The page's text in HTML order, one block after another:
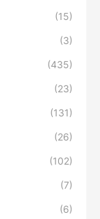
(15)
(3)
(435)
(23)
(131)
(26)
(102)
(7)
(6)